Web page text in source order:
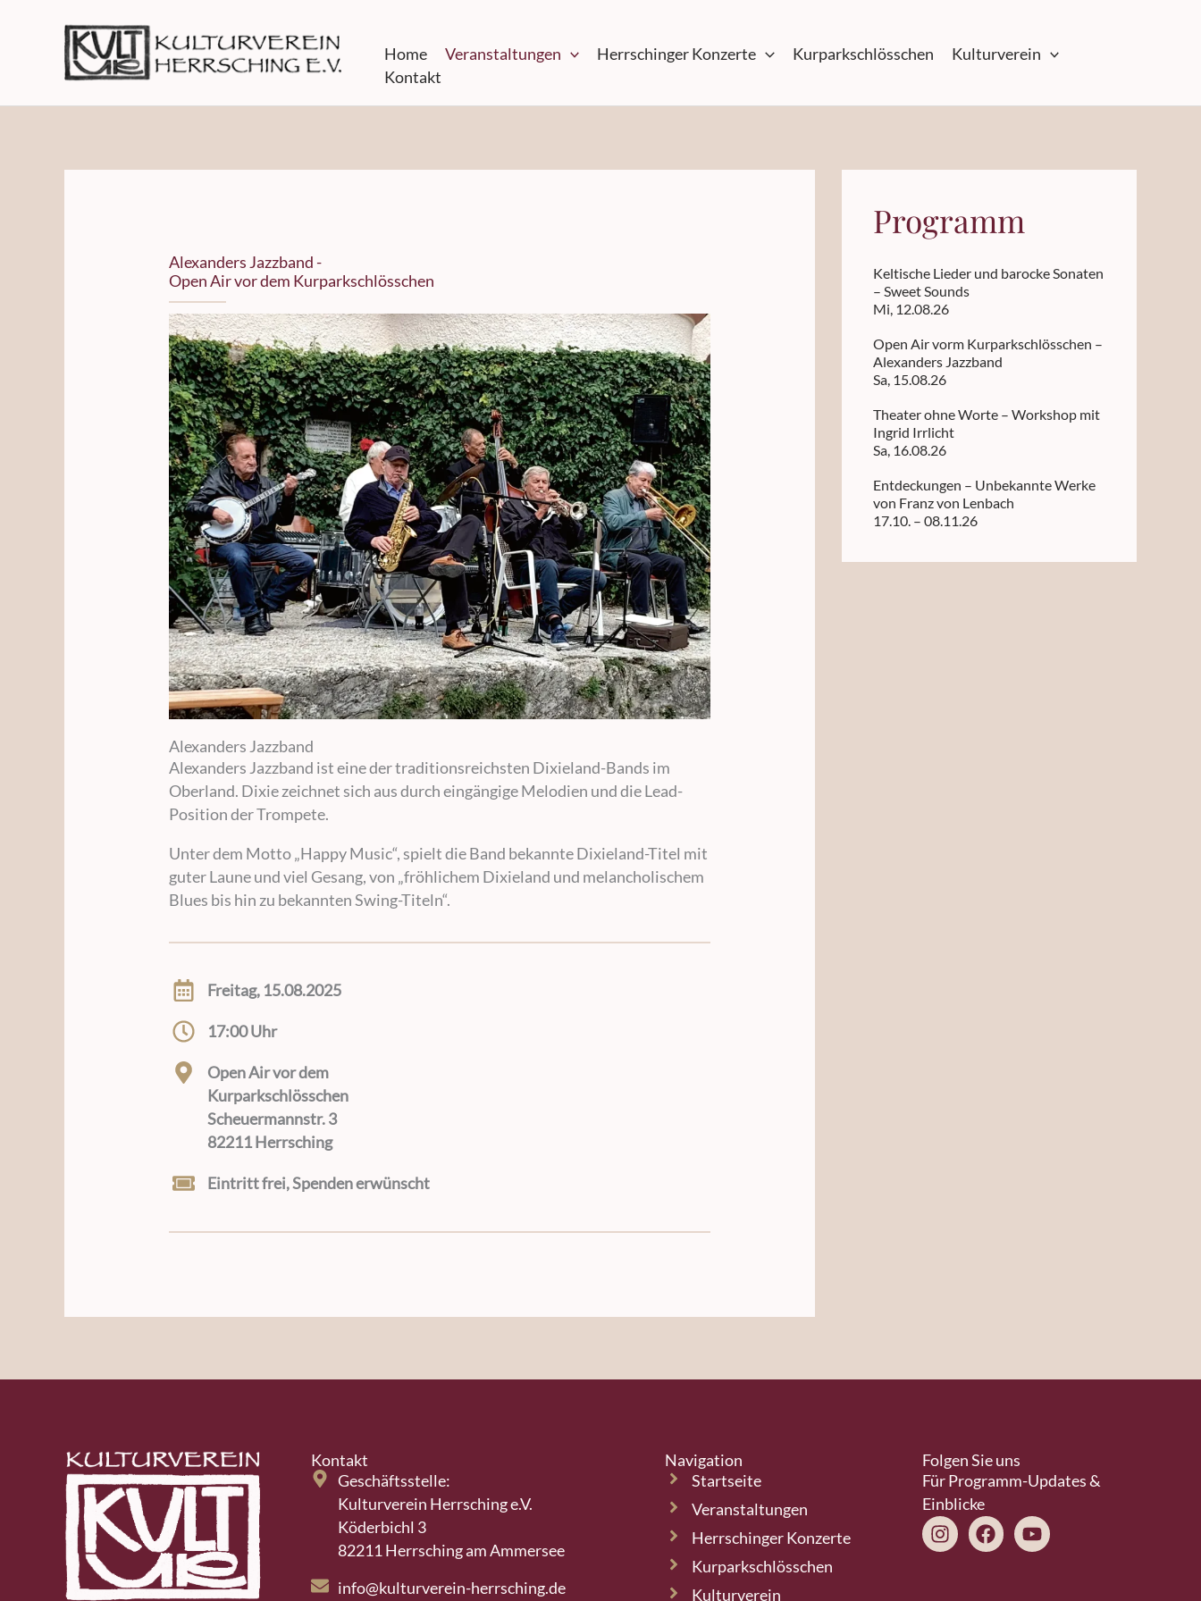
Home Veranstaltungen Herrschinger Konzerte Kurparkschlösschen
Kulturverein
Kontakt
Alexanders Jazzband -
Open Air vor dem Kurparkschlösschen
Alexanders Jazzband
Alexanders Jazzband ist eine der traditionsreichsten Dixieland-Bands im
Oberland. Dixie zeichnet sich aus durch eingängige Melodien und die Lead-
Position der Trompete.
Unter dem Motto „Happy Music“, spielt die Band bekannte Dixieland-Titel mit
guter Laune und viel Gesang, von „fröhlichem Dixieland und melancholischem
Blues bis hin zu bekannten Swing-Titeln“.
Freitag, 15.08.2025
17:00 Uhr
Open Air vor dem
Kurparkschlösschen
Scheuermannstr. 3
82211 Herrsching
Eintritt frei, Spenden erwünscht
Programm
Keltische Lieder und barocke Sonaten
– Sweet Sounds
Mi, 12.08.26
Open Air vorm Kurparkschlösschen –
Alexanders Jazzband
Sa, 15.08.26
Theater ohne Worte – Workshop mit
Ingrid Irrlicht
Sa, 16.08.26
Entdeckungen – Unbekannte Werke
von Franz von Lenbach
17.10. – 08.11.26
Kontakt
Geschäftsstelle:
Kulturverein Herrsching e.V.
Köderbichl 3
82211 Herrsching am Ammersee
info@kulturverein-herrsching.de
Navigation
Startseite
Veranstaltungen
Herrschinger Konzerte
Kurparkschlösschen
Kulturverein
Folgen Sie uns
Für Programm-Updates &
Einblicke
Instagram
FacebookYoutube